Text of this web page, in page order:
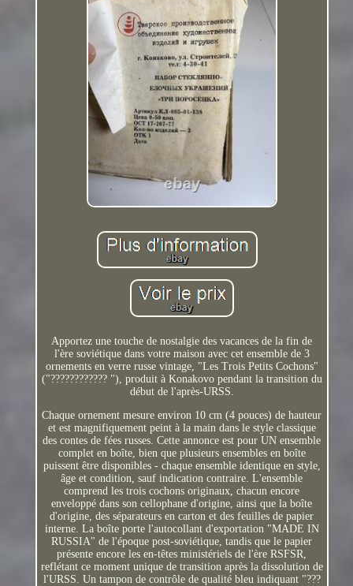
Apportez une touche de nostalgie des vacances de la fin de
l'ère soviétique dans votre maison avec cet ensemble de 3
ornements en verre russe vintage, "Les Trois Petits Cochons"
("???????????? "), produit à Konakovo pendant la transition du
début de l'après-URSS.
Chaque ornement mesure environ 10 cm (4 pouces) de hauteur
et est magnifiquement peint à la main dans le style classique
des contes de fées russes. Cette annonce est pour UN ensemble
complet en boîte, bien que plusieurs ensembles en boîte
puissent être disponibles - chaque ensemble identique en style,
âge et condition, sauf indication contraire. L'ensemble
comprend les trois cochons originaux, chacun encore
enveloppé dans son cellophane d'origine, ainsi que la boîte
d'origine, des séparateurs en carton et des feuilles de papier
interne. La boîte porte l'autocollant d'exportation "MADE IN
RUSSIA" de l'époque post-soviétique, tandis que le papier
présente encore les en-têtes ministériels de l'ère RSFSR,
reflétant ce moment unique de transition après la dissolution de
l'URSS. Un tampon de contrôle de qualité bleu indiquant "???